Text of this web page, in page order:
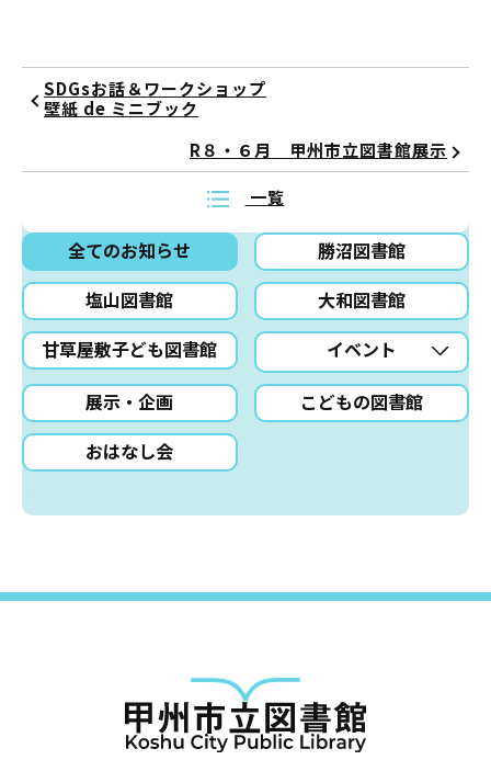
全てのお知らせ
勝沼図書館
塩山図書館
大和図書館
甘草屋敷子ども図書館
イベント
展示・企画
こどもの図書館
おはなし会
SDGsお話＆ワークショップ
壁紙 de ミニブック
R８・６月 甲州市立図書館展示
一覧